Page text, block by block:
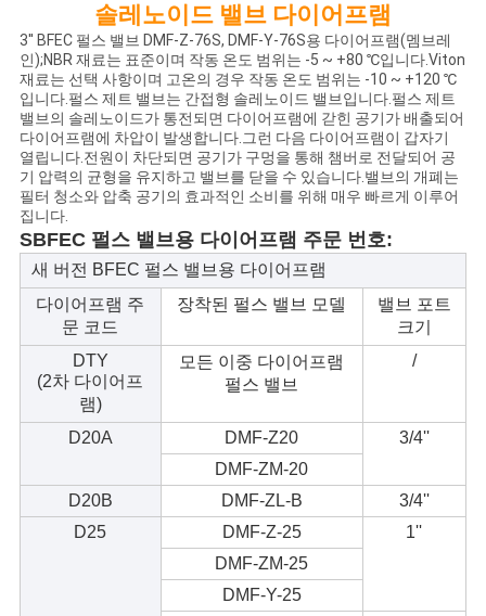
요
청
하
십
시
오
COMPANY
NEWS
이
솔레노이드 밸브 다이어프램
3'' BFEC 펄스 밸브 DMF-Z-76S, DMF-Y-76S용 다이어프램(멤브레
인);NBR 재료는 표준이며 작동 온도 범위는 -5 ~ +80 ℃입니다.Viton
재료는 선택 사항이며 고온의 경우 작동 온도 범위는 -10 ~ +120 ℃
입니다.펄스 제트 밸브는 간접형 솔레노이드 밸브입니다.펄스 제트
밸브의 솔레노이드가 통전되면 다이어프램에 갇힌 공기가 배출되어
다이어프램에 차압이 발생합니다.그런 다음 다이어프램이 갑자기
열립니다.전원이 차단되면 공기가 구멍을 통해 챔버로 전달되어 공
기 압력의 균형을 유지하고 밸브를 닫을 수 있습니다.밸브의 개폐는
필터 청소와 압축 공기의 효과적인 소비를 위해 매우 빠르게 이루어
집니다.
SBFEC 펄스 밸브용 다이어프램 주문 번호:
새 버전 BFEC 펄스 밸브용 다이어프램
다이어프램 주
문 코드
장착된 펄스 밸브 모델
밸브 포트
크기
DTY
(2차 다이어프
램)
모든 이중 다이어프램
펄스 밸브
/
D20A DMF-Z20
3/4''
DMF-ZM-20
D20B
DMF-ZL-B
3/4''
D25
DMF-Z-25
1''
DMF-ZM-25
DMF-Y-25